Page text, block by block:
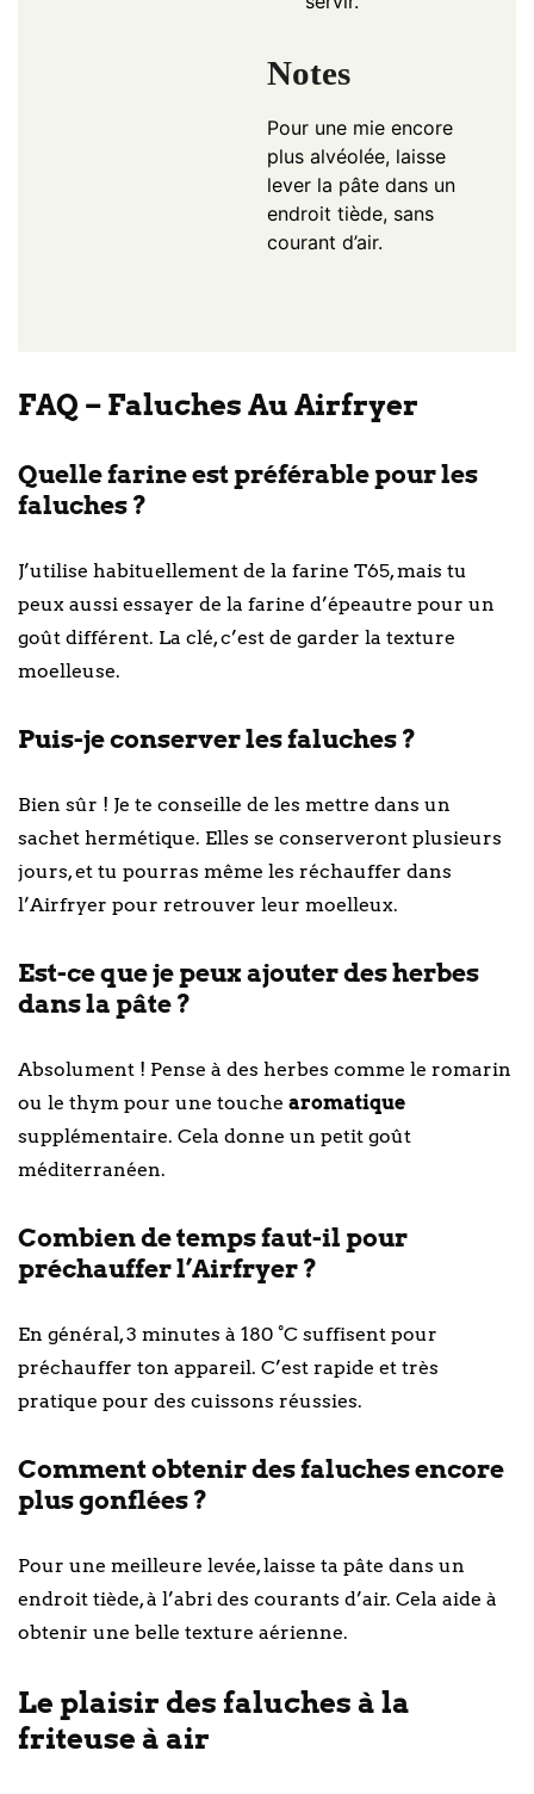
Notes
Pour une mie encore
plus alvéolée, laisse
lever la pâte dans un
endroit tiède, sans
courant d’air.
FAQ – Faluches Au Airfryer
Quelle farine est préférable pour les
faluches ?
J’utilise habituellement de la farine T65, mais tu
peux aussi essayer de la farine d’épeautre pour un
goût différent. La clé, c’est de garder la texture
moelleuse.
Puis-je conserver les faluches ?
Bien sûr ! Je te conseille de les mettre dans un
sachet hermétique. Elles se conserveront plusieurs
jours, et tu pourras même les réchauffer dans
l’Airfryer pour retrouver leur moelleux.
Est-ce que je peux ajouter des herbes
dans la pâte ?
Absolument ! Pense à des herbes comme le romarin
ou le thym pour une touche aromatique
supplémentaire. Cela donne un petit goût
méditerranéen.
Combien de temps faut-il pour
préchauffer l’Airfryer ?
En général, 3 minutes à 180 °C suffisent pour
préchauffer ton appareil. C’est rapide et très
pratique pour des cuissons réussies.
Comment obtenir des faluches encore
plus gonflées ?
Pour une meilleure levée, laisse ta pâte dans un
endroit tiède, à l’abri des courants d’air. Cela aide à
obtenir une belle texture aérienne.
Le plaisir des faluches à la
friteuse à air